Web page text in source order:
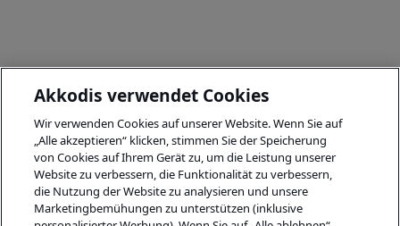
Akkodis verwendet Cookies
Wir verwenden Cookies auf unserer Website. Wenn Sie auf
„Alle akzeptieren“ klicken, stimmen Sie der Speicherung
von Cookies auf Ihrem Gerät zu, um die Leistung unserer
Website zu verbessern, die Funktionalität zu verbessern,
die Nutzung der Website zu analysieren und unsere
Marketingbemühungen zu unterstützen (inklusive